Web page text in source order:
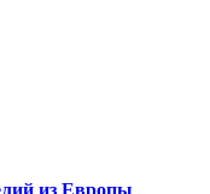
из Европы